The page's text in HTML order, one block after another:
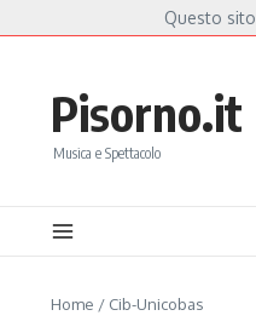
Fiorella Mannoia, a Capannori
Pisorno.it
Musica e Spettacolo
Home / Cib-Unicobas
Questo